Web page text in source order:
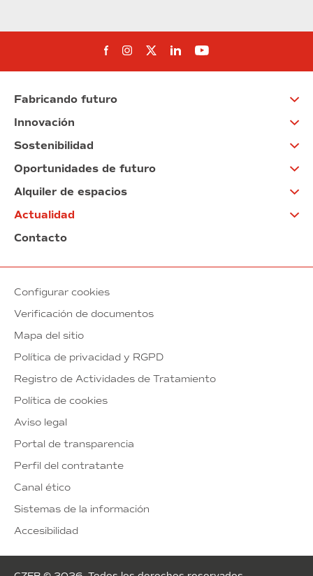
Síguenos en Facebook
Síguenos en Instagram
Síguenos en Twitter
Síguenos en Linkedin
Síguenos en
Fabricando futuro
Innovación
Sostenibilidad
Oportunidades de futuro
Alquiler de espacios
Actualidad
Contacto
Configurar cookies
Verificación de documentos
Mapa del sitio
Política de privacidad y RGPD
Registro de Actividades de Tratamiento
Política de cookies
Aviso legal
Portal de transparencia
Perfil del contratante
Canal ético
Sistemas de la información
Accesibilidad